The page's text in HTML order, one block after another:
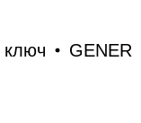
під ключ